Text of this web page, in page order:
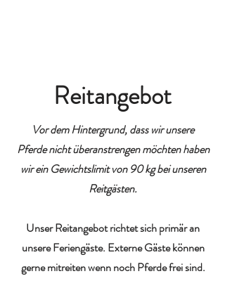
Reitangebot
Vor dem Hintergrund, dass wir unsere
Pferde nicht überanstrengen möchten haben
wir ein Gewichtslimit von 90 kg bei unseren
Reitgästen.
Unser Reitangebot richtet sich primär an
unsere Feriengäste. Externe Gäste können
gerne mitreiten wenn noch Pferde frei sind.